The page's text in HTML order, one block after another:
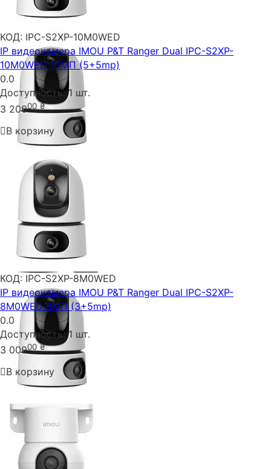
КОД: IPC-S2XP-10M0WED
IP видеокамера IMOU P&T Ranger Dual IPC-S2XP-
10M0WED 10МП (5+5mp)
0.0
Доступность: 1 шт.
3 20000 ₴
В корзину
КОД: IPC-S2XP-8M0WED
IP видеокамера IMOU P&T Ranger Dual IPC-S2XP-
8M0WED 8МП (3+5mp)
0.0
Доступность: 1 шт.
3 00000 ₴
В корзину